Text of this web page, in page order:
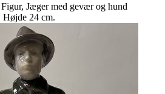
Jæger med gevær og hund
Højde 24 cm.